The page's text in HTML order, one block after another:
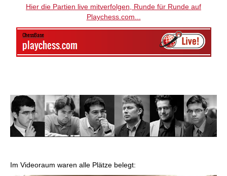
Hier die Partien live mitverfolgen, Runde für Runde auf
Playchess.com...
Im Videoraum waren alle Plätze belegt: